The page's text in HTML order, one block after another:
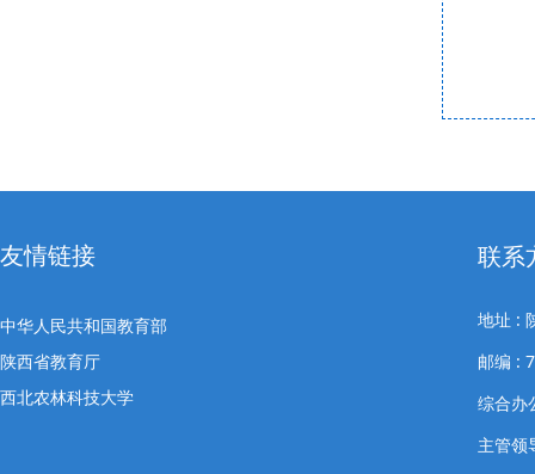
友情链接
中华人民共和国教育部
陕西省教育厅
西北农林科技大学
联系
地址 :
邮编 :
综合办
主管